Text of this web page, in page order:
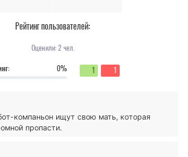
Рейтинг пользователей:
Оценили:2чел.
0% 1 1
компаньон ищут свою мать, которая
пропасти.